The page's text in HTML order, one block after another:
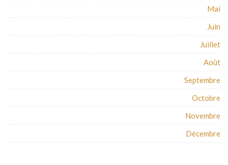
Mai
Juin
Juillet
Août
Septembre
Octobre
Novembre
Décembre